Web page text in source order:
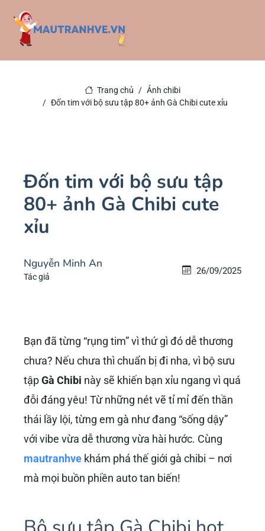
Trang chủ
Ảnh chibi
Đốn tim với bộ sưu tập 80+ ảnh Gà Chibi cute xỉu
Đốn tim với bộ sưu tập
80+ ảnh Gà Chibi cute
xỉu
Nguyễn Minh An
Tác giả
26/09/2025
Bạn đã từng “rụng tim” vì thứ gì đó dễ thương
chưa? Nếu chưa thì chuẩn bị đi nha, vì bộ sưu
tậpGà Chibi này sẽ khiến bạn xỉu ngang vì quá
đỗi đáng yêu! Từ những nét vẽ tỉ mỉ đến thần
thái lầy lội, từng em gà như đang “sống dậy”
với vibe vừa dễ thương vừa hài hước. Cùng
mautranhve khám phá thế giới gà chibi – nơi
mà mọi buồn phiền auto tan biến!